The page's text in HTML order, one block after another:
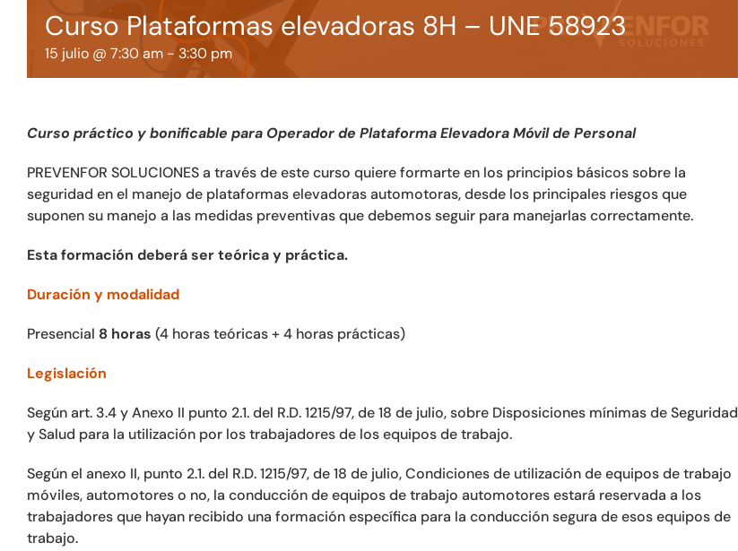
Curso Plataformas elevadoras 8H – UNE 58923
15 julio @ 7:30 am - 3:30 pm
Curso práctico y bonificable para Operador de Plataforma Elevadora Móvil de Personal
PREVENFOR SOLUCIONES a través de este curso quiere formarte en los principios básicos sobre la
seguridad en el manejo de plataformas elevadoras automotoras, desde los principales riesgos que
suponen su manejo a las medidas preventivas que debemos seguir para manejarlas correctamente.
Esta formación deberá ser teórica y práctica.
Duración y modalidad
Presencial 8 horas (4 horas teóricas + 4 horas prácticas)
Legislación
Según art. 3.4 y Anexo II punto 2.1. del R.D. 1215/97, de 18 de julio, sobre Disposiciones mínimas de Seguridad
y Salud para la utilización por los trabajadores de los equipos de trabajo.
Según el anexo II, punto 2.1. del R.D. 1215/97, de 18 de julio, Condiciones de utilización de equipos de trabajo
móviles, automotores o no, la conducción de equipos de trabajo automotores estará reservada a los
trabajadores que hayan recibido una formación específica para la conducción segura de esos equipos de
trabajo.